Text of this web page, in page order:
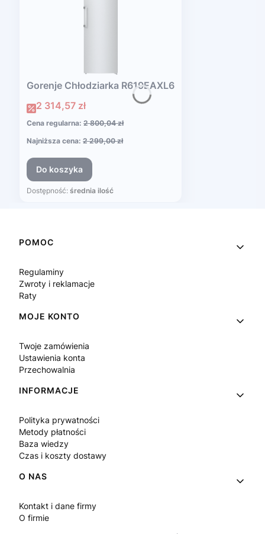
Gorenje Chłodziarka R619EAXL6
Cena promocyjna
2 314,57 zł
Cena regularna: 2 800,04 zł
Najniższa cena: 2 299,00 zł
Do koszyka
Dostępność: średnia ilość
Linki w stopce
POMOC
Regulaminy
Zwroty i reklamacje
Raty
MOJE KONTO
Twoje zamówienia
Ustawienia konta
Przechowalnia
INFORMACJE
Polityka prywatności
Metody płatności
Baza wiedzy
Czas i koszty dostawy
O NAS
Kontakt i dane firmy
O firmie